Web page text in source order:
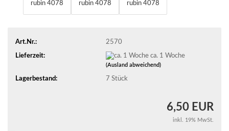
Art.Nr.: 2570
Lieferzeit: ca. 1 Woche
(Ausland abweichend)
Lagerbestand: 7 Stück
6,50 EUR
inkl. 19% MwSt.